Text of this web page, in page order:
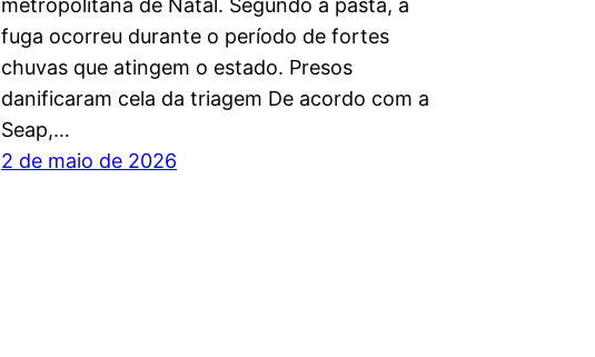
metropolitana de Natal. Segundo a pasta, a
fuga ocorreu durante o período de fortes
chuvas que atingem o estado. Presos
danificaram cela da triagem De acordo com a
Seap,…
2 de maio de 2026